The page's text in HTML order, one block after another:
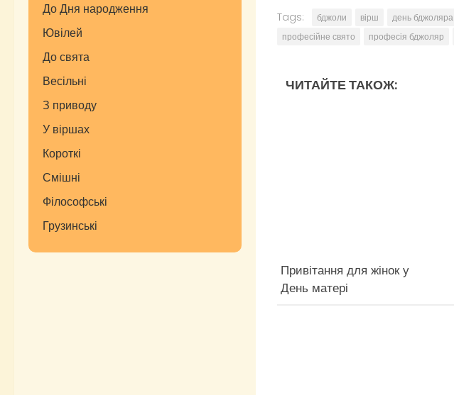
Tags: бджоли вірш день бджоляра
професійне свято
професія бджоляр
ЧИТАЙТЕ ТАКОЖ:
Привітання для жінок у
День матері
До Дня народження
Ювілей
До свята
Весільні
З приводу
У віршах
Короткі
Смішні
Філософські
Грузинські